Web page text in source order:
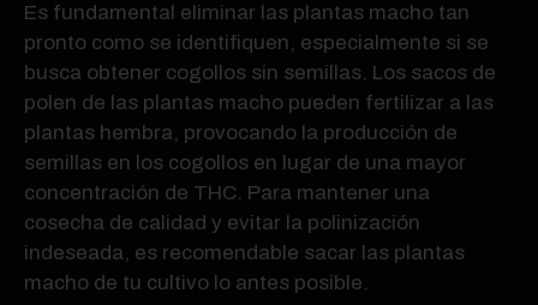
Es fundamental eliminar las plantas macho tan
pronto como se identifiquen, especialmente si se
busca obtener cogollos sin semillas. Los sacos de
polen de las plantas macho pueden fertilizar a las
plantas hembra, provocando la producción de
semillas en los cogollos en lugar de una mayor
concentración de THC. Para mantener una
cosecha de calidad y evitar la polinización
indeseada, es recomendable sacar las plantas
macho de tu cultivo lo antes posible.